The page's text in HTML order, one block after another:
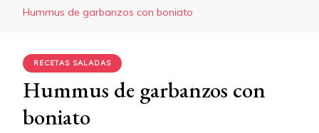
Hummus de garbanzos con boniato
RECETAS SALADAS
Hummus de garbanzos con
boniato